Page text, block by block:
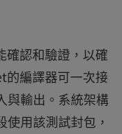
確認和驗證，以確
的編譯器可一次接
與輸出。系統架構
用該測試封包，